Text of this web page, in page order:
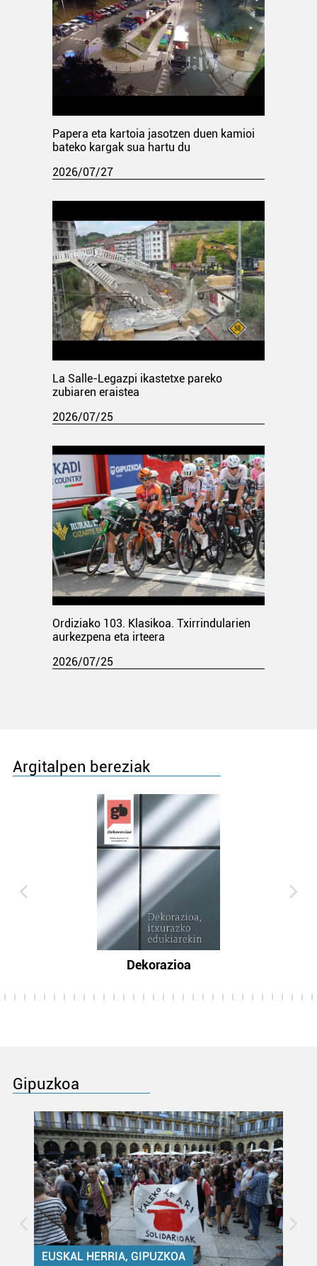
Papera eta kartoia jasotzen duen kamioi
bateko kargak sua hartu du
2026/07/27
La Salle-Legazpi ikastetxe pareko
zubiaren eraistea
2026/07/25
Ordiziako 103. Klasikoa. Txirrindularien
aurkezpena eta irteera
2026/07/25
Argitalpen bereziak
Dekorazioa
Gipuzkoa
EUSKAL HERRIA, GIPUZKOA